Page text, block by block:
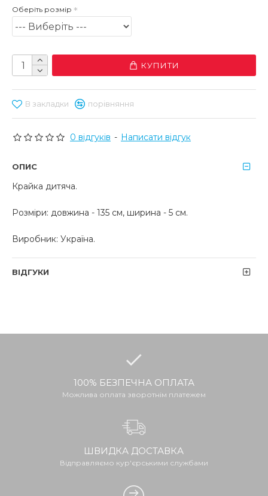
0 відгуків - Написати відгук
Оберіть розмір
КУПИТИ
В закладки порівняння
ОПИС
Крайка дитяча.
Розміри: довжина - 135 см, ширина - 5 см.
Виробник: Україна.
ВІДГУКИ
100% БЕЗПЕЧНА ОПЛАТА
Можлива оплата зворотнім платежем
ШВИДКА ДОСТАВКА
Відправляємо кур'єрськими службами